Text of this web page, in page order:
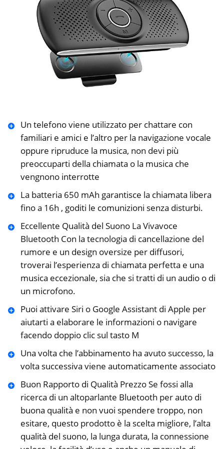
Un telefono viene utilizzato per chattare con
familiari e amici e l’altro per la navigazione vocale
oppure ripruduce la musica, non devi più
preoccuparti della chiamata o la musica che
vengnono interrotte
La batteria 650 mAh garantisce la chiamata libera
fino a 16h , goditi le comunizioni senza disturbi.
Eccellente Qualità del Suono La Vivavoce
Bluetooth Con la tecnologia di cancellazione del
rumore e un design oversize per diffusori,
troverai l’esperienza di chiamata perfetta e una
musica eccezionale, sia che si tratti di un audio o di
un microfono.
Puoi attivare Siri o Google Assistant di Apple per
aiutarti a elaborare le informazioni o navigare
facendo doppio clic sul tasto M
Una volta che l’abbinamento ha avuto successo, la
volta successiva viene automaticamente associato
Buon Rapporto di Qualità Prezzo Se fossi alla
ricerca di un altoparlante Bluetooth per auto di
buona qualità e non vuoi spendere troppo, non
esitare, questo prodotto è la scelta migliore, l’alta
qualità del suono, la lunga durata, la connessione